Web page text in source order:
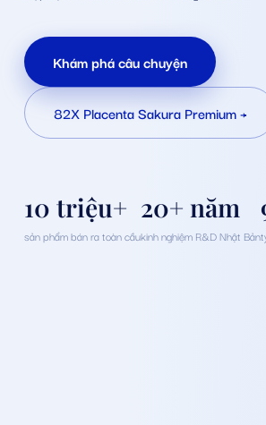
Khám phá câu chuyện
82X Placenta Sakura Premium→
sản phẩm bán ra toàn cầu
10 triệu+
sản phẩm bán ra toàn cầu
kinh nghiệm R&D Nhật
20+ năm
kinh nghiệm R&D Nhật Bản